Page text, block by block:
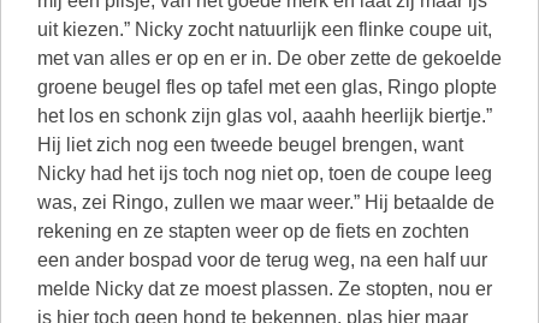
uit kiezen.” Nicky zocht natuurlijk een flinke coupe uit,
met van alles er op en er in. De ober zette de gekoelde
groene beugel fles op tafel met een glas, Ringo plopte
het los en schonk zijn glas vol, aaahh heerlijk biertje.”
Hij liet zich nog een tweede beugel brengen, want
Nicky had het ijs toch nog niet op, toen de coupe leeg
was, zei Ringo, zullen we maar weer.” Hij betaalde de
rekening en ze stapten weer op de fiets en zochten
een ander bospad voor de terug weg, na een half uur
melde Nicky dat ze moest plassen. Ze stopten, nou er
is hier toch geen hond te bekennen, plas hier maar